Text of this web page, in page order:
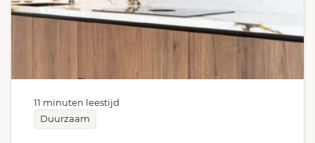
Duurzaam
11 minuten leestijd